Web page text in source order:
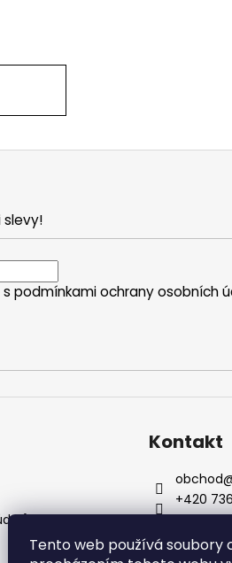
Tento web používá soubory
slevy!
podmínkami ochrany osobních
Kontakt
obchod
+420
+420
Sledujte